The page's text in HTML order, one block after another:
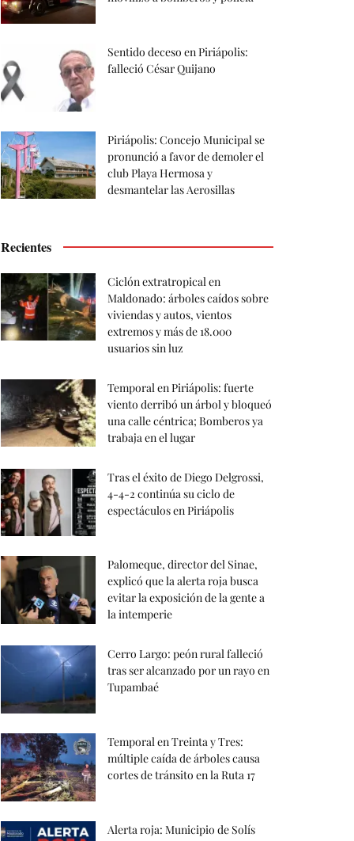
Sentido deceso en Piriápolis:
falleció César Quijano
Piriápolis: Concejo Municipal se
pronunció a favor de demoler el
club Playa Hermosa y
desmantelar las Aerosillas
Recientes
Ciclón extratropical en
Maldonado: árboles caídos sobre
viviendas y autos, vientos
extremos y más de 18.000
usuarios sin luz
Temporal en Piriápolis: fuerte
viento derribó un árbol y bloqueó
una calle céntrica; Bomberos ya
trabaja en el lugar
Tras el éxito de Diego Delgrossi,
4-4-2 continúa su ciclo de
espectáculos en Piriápolis
Palomeque, director del Sinae,
explicó que la alerta roja busca
evitar la exposición de la gente a
la intemperie
Cerro Largo: peón rural falleció
tras ser alcanzado por un rayo en
Tupambaé
Temporal en Treinta y Tres:
múltiple caída de árboles causa
cortes de tránsito en la Ruta 17
Alerta roja: Municipio de Solís